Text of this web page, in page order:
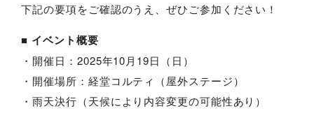
下記の要項をご確認のうえ、ぜひご参加ください！
■ イベント概要
・開催日：2025年10月19日（日）
・開催場所：経堂コルティ（屋外ステージ）
・雨天決行（天候により内容変更の可能性あり）